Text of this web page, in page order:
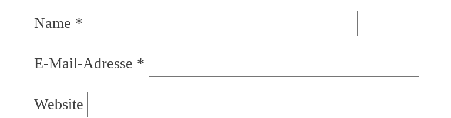
Name *
E-Mail-Adresse *
Website